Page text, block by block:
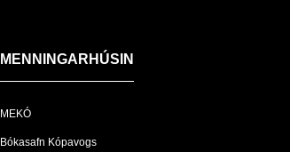
MENNINGARHÚSIN
MEKÓ
Bókasafn Kópavogs